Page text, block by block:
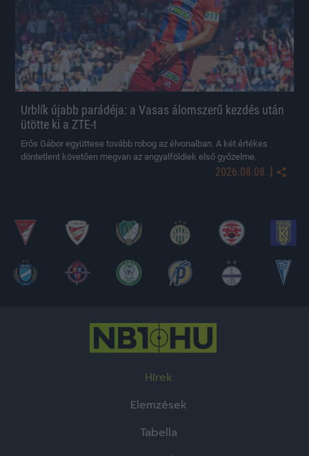
Urblík újabb parádéja: a Vasas álomszerű kezdés után
ütötte ki a ZTE-t
Erős Gábor együttese tovább robog az élvonalban. A két értékes
döntetlent követően megvan az angyalföldiek első győzelme.
2026.08.08. |
Hírek
Elemzések
Tabella